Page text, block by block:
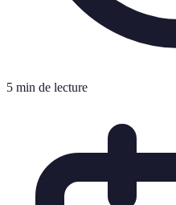
5 min de lecture